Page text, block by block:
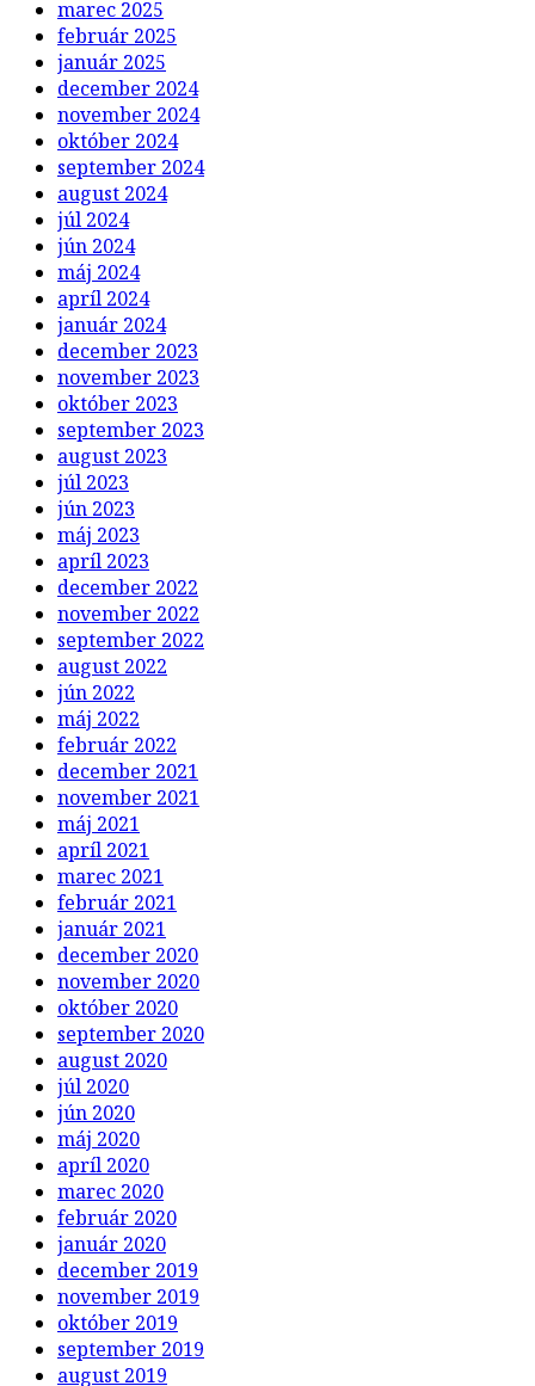
marec 2025
február 2025
január 2025
december 2024
november 2024
október 2024
september 2024
august 2024
júl 2024
jún 2024
máj 2024
apríl 2024
január 2024
december 2023
november 2023
október 2023
september 2023
august 2023
júl 2023
jún 2023
máj 2023
apríl 2023
december 2022
november 2022
september 2022
august 2022
jún 2022
máj 2022
február 2022
december 2021
november 2021
máj 2021
apríl 2021
marec 2021
február 2021
január 2021
december 2020
november 2020
október 2020
september 2020
august 2020
júl 2020
jún 2020
máj 2020
apríl 2020
marec 2020
február 2020
január 2020
december 2019
november 2019
október 2019
september 2019
august 2019